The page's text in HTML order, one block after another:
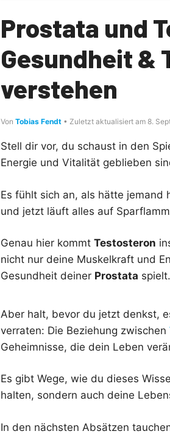
Prostata und
Gesundheit &
verstehen
Von Tobias Fendt • Zuletzt aktualisiert am 8.
Stell dir vor, du schaust in den
Energie und Vitalität geblieben
Es fühlt sich an, als hätte jemand
und jetzt läuft alles auf
Genau hier kommt Testosteron
nicht nur deine Muskelkraft und
Gesundheit deiner Prostata spielt.
Aber halt, bevor du jetzt denkst,
verraten: Die Beziehung zwischen
Geheimnisse, die dein Leben
Es gibt Wege, wie du dieses
halten, sondern auch deine
In den nächsten Absätzen